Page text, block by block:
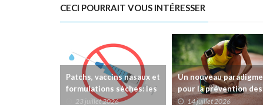
CECI POURRAIT VOUS INTÉRESSER
Patchs, vaccins nasaux et
formulations sèches: les
innovations susceptibles
23 juillet 2026
Un nouveau paradigme
pour la prévention des
blessures liées à la
14 juillet 2026